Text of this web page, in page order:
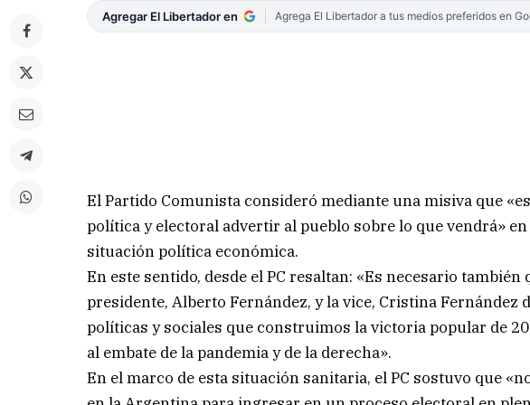
Agregar El Libertador en Agrega El Libertador a tus medios preferidos en
El Partido Comunista consideró mediante una misiva que
política y electoral advertir al pueblo sobre lo que vendrá»
situación política económica.
En este sentido, desde el PC resaltan: «Es necesario
presidente, Alberto Fernández, y la vice, Cristina Fernández
políticas y sociales que construimos la victoria popular de
al embate de la pandemia y de la derecha».
En el marco de esta situación sanitaria, el PC sostuvo que